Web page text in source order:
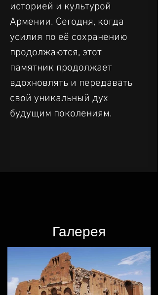
историей и культурой
Армении. Сегодня, когда
усилия по её сохранению
продолжаются, этот
памятник продолжает
вдохновлять и передавать
свой уникальный дух
будущим поколениям.
Галерея​